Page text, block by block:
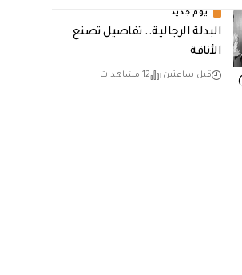
يوم جديد
البدلة الرجالية.. تفاصيل تصنع
الأناقة
قبل ساعتين 12 مشاهدات